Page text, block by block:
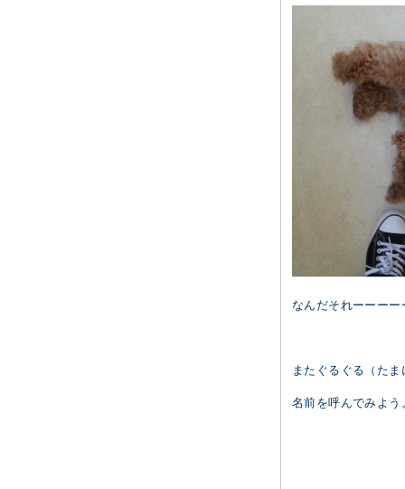
なんだそれーーー
またぐるぐる（た
名前を呼んでみよう